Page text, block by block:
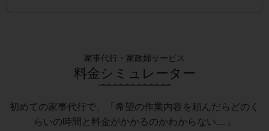
家事代行・家政婦サービス
料金シミュレーター
初めての家事代行で、「希望の作業内容を頼んだらどのく
らいの時間と料金がかかるのかわからない…」